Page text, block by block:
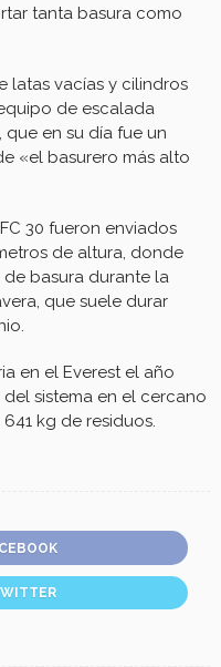
tanta basura como
latas vacías y cilindros
de escalada
en su día fue un
«el basurero más alto
30 fueron enviados
de altura, donde
basura durante la
que suele durar
en el Everest el año
sistema en el cercano
kg de residuos.